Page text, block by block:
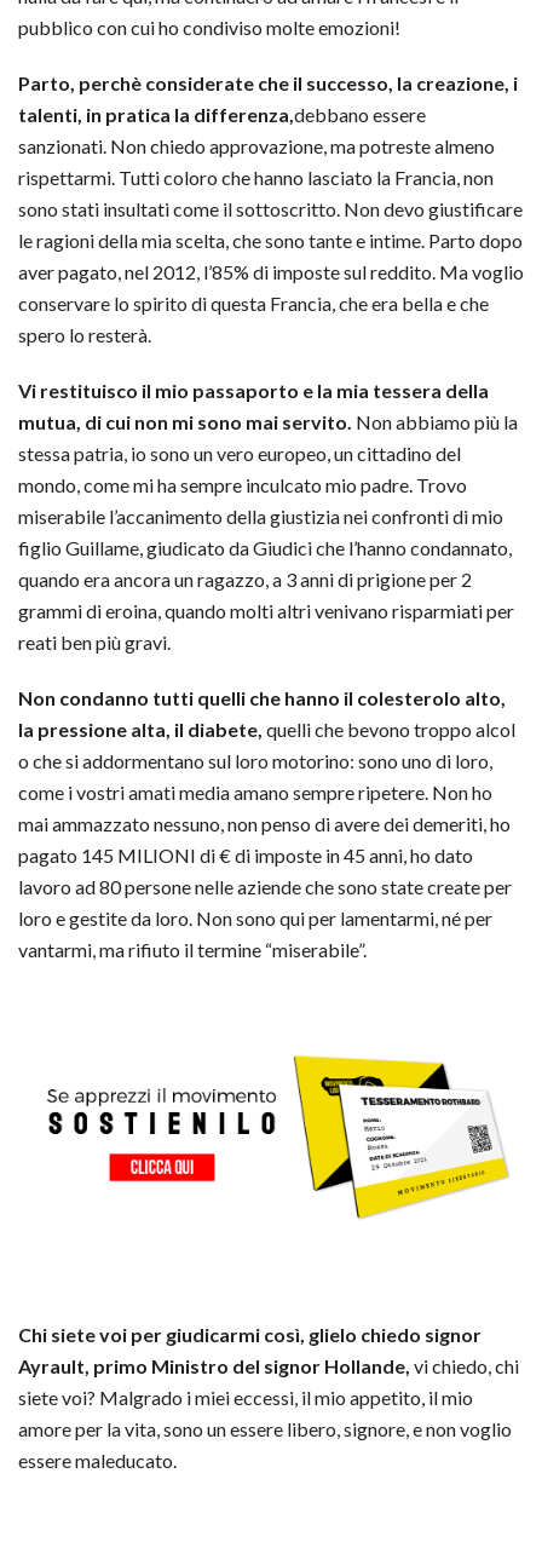
pubblico con cui ho condiviso molte emozioni!
Parto, perchè considerate che il successo, la creazione, i
talenti, in pratica la differenza, debbano essere
sanzionati. Non chiedo approvazione, ma potreste almeno
rispettarmi. Tutti coloro che hanno lasciato la Francia, non
sono stati insultati come il sottoscritto. Non devo giustificare
le ragioni della mia scelta, che sono tante e intime. Parto dopo
aver pagato, nel 2012, l’85% di imposte sul reddito. Ma voglio
conservare lo spirito di questa Francia, che era bella e che
spero lo resterà.
Vi restituisco il mio passaporto e la mia tessera della
mutua, di cui non mi sono mai servito. Non abbiamo più la
stessa patria, io sono un vero europeo, un cittadino del
mondo, come mi ha sempre inculcato mio padre. Trovo
miserabile l’accanimento della giustizia nei confronti di mio
figlio Guillame, giudicato da Giudici che l’hanno condannato,
quando era ancora un ragazzo, a 3 anni di prigione per 2
grammi di eroina, quando molti altri venivano risparmiati per
reati ben più gravi.
Non condanno tutti quelli che hanno il colesterolo alto,
la pressione alta, il diabete, quelli che bevono troppo alcol
o che si addormentano sul loro motorino: sono uno di loro,
come i vostri amati media amano sempre ripetere. Non ho
mai ammazzato nessuno, non penso di avere dei demeriti, ho
pagato 145 MILIONI di € di imposte in 45 anni, ho dato
lavoro ad 80 persone nelle aziende che sono state create per
loro e gestite da loro. Non sono qui per lamentarmi, né per
vantarmi, ma rifiuto il termine “miserabile”.
Chi siete voi per giudicarmi così, glielo chiedo signor
Ayrault, primo Ministro del signor Hollande, vi chiedo, chi
siete voi? Malgrado i miei eccessi, il mio appetito, il mio
amore per la vita, sono un essere libero, signore, e non voglio
essere maleducato.